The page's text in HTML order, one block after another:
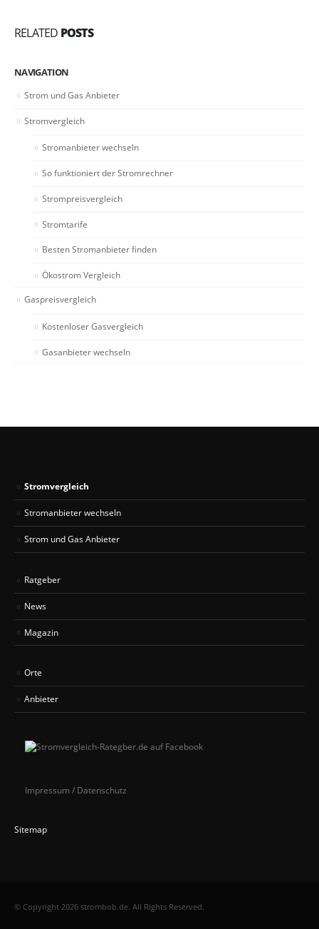
RELATED POSTS
NAVIGATION
Strom und Gas Anbieter
Stromvergleich
Stromanbieter wechseln
So funktioniert der Stromrechner
Strompreisvergleich
Stromtarife
Besten Stromanbieter finden
Ökostrom Vergleich
Gaspreisvergleich
Kostenloser Gasvergleich
Gasanbieter wechseln
Stromvergleich
Stromanbieter wechseln
Strom und Gas Anbieter
Ratgeber
News
Magazin
Orte
Anbieter
Impressum / Datenschutz
Sitemap
© Copyright 2026 strombob.de. All Rights Reserved.